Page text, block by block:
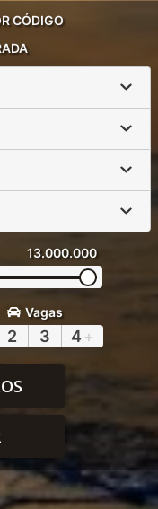
CÓDIGO
13.000.000
Vagas
2 3 4 +